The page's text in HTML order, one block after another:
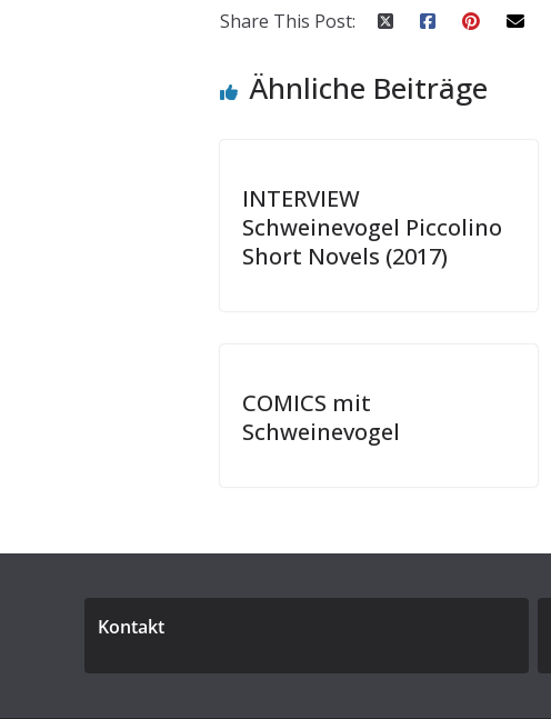
Share This Post:
Ähnliche Beiträge
INTERVIEW
Schweinevogel Piccolino
Short Novels (2017)
COMICS mit
Schweinevogel
Kontakt